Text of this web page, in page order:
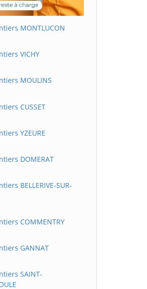
MONTLUCON
VICHY
MOULINS
CUSSET
YZEURE
DOMERAT
BELLERIVE-SUR-
COMMENTRY
GANNAT
SAINT-